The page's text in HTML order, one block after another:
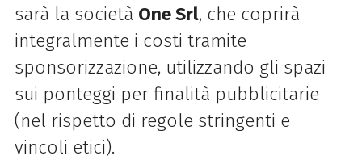
sarà la società One Srl, che coprirà
integralmente i costi tramite
sponsorizzazione, utilizzando gli spazi
sui ponteggi per finalità pubblicitarie
(nel rispetto di regole stringenti e
vincoli etici).